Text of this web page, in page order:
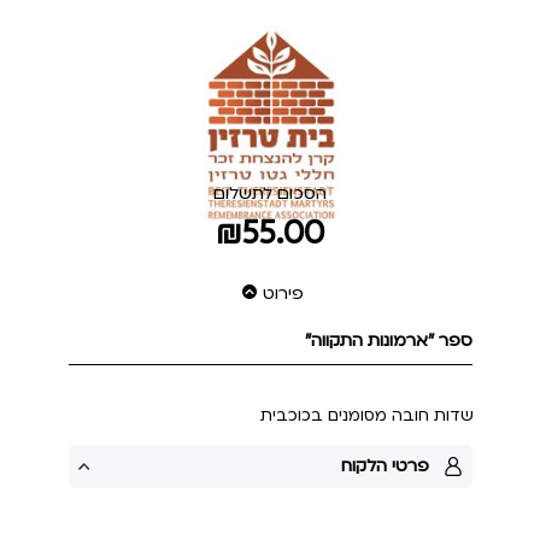
הסכום לתשלום
₪55.00
פירוט
ספר "ארמונות התקווה"
שדות חובה מסומנים בכוכבית
פרטי הלקוח